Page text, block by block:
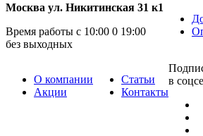
Москва ул. Никитинская 31 к1
Время работы с 10:00 0 19:00
без выходных
О компании
Акции
Статьи
Контакты
в